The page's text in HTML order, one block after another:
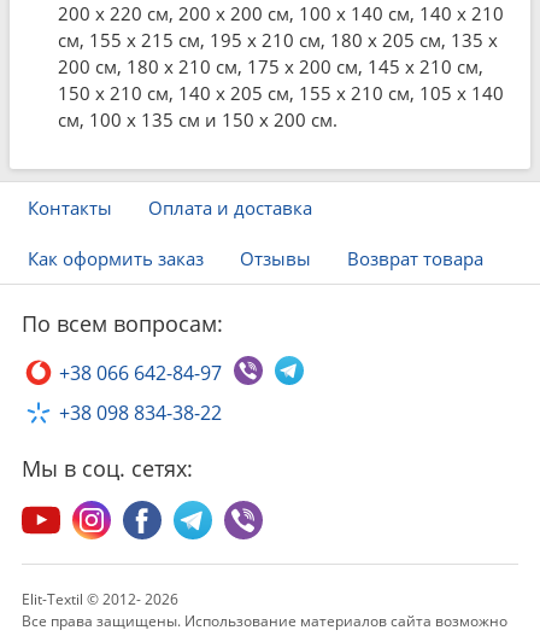
200 x 220 см, 200 x 200 см, 100 x 140 см, 140 x 210
см, 155 x 215 см, 195 x 210 см, 180 x 205 см, 135 x
200 см, 180 x 210 см, 175 x 200 см, 145 x 210 см,
150 x 210 см, 140 x 205 см, 155 x 210 см, 105 x 140
см, 100 x 135 см и 150 x 200 см.
Контакты Оплата и доставка
Как оформить заказ Отзывы Возврат товара
По всем вопросам:
+38 066 642-84-97
+38 098 834-38-22
Мы в соц. сетях:
Elit-Textil © 2012- 2026
Все права защищены. Использование материалов сайта возможно